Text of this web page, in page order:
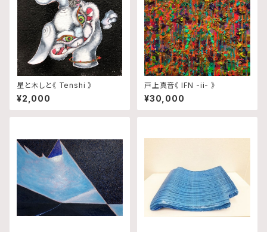
星と木しと《 Tenshi 》
¥2,000
戸上真音《 IFN -ii- 》
¥30,000